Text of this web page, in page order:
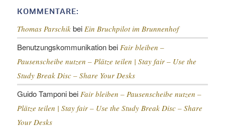
KOMMENTARE:
Thomas Parschikbei Ein Bruchpilot im Brunnenhof
Benutzungskommunikationbei Fair bleiben –
Pausenscheibe nutzen – Plätze teilen | Stay fair – Use the
Study Break Disc – Share Your Desks
Guido Tamponibei Fair bleiben – Pausenscheibe nutzen –
Plätze teilen | Stay fair – Use the Study Break Disc – Share
Your Desks